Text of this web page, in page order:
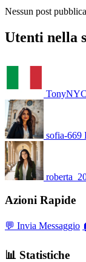
Nessun post
Utenti nella
TonyNYC
sofia-669
Azioni Rapide
💬 Invia Messaggio
📊 Statistiche